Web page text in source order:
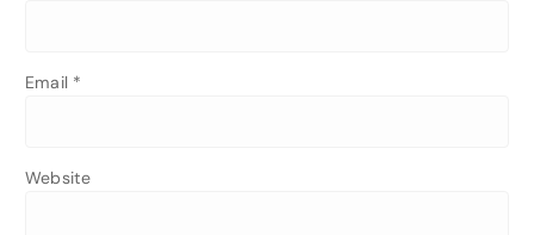
Email *
Website